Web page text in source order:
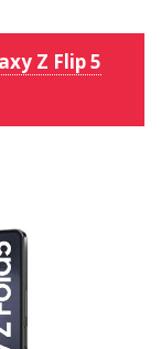
Z Flip 5